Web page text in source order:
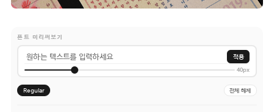
폰트 미리써보기
적용
40px
Regular 전체 해제